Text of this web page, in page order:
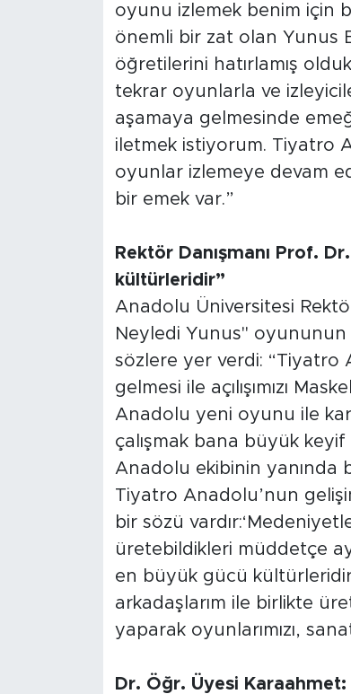
oyunu izlemek benim için
önemli bir zat olan Yunus
öğretilerini hatırlamış
tekrar oyunlarla ve
aşamaya gelmesinde
iletmek istiyorum. Tiyatro
oyunlar izlemeye devam
bir emek var.”
Rektör Danışmanı Prof.
kültürleridir”
Anadolu Üniversitesi Rektör
Neyledi Yunus" oyununun
sözlere yer verdi: “Tiyatro
gelmesi ile açılışımızı
Anadolu yeni oyunu ile
çalışmak bana büyük
Anadolu ekibinin
Tiyatro Anadolu’nun
bir sözü
üretebildikleri müddetçe
en büyük gücü
arkadaşlarım ile birlikte
yaparak oyunlarımızı,
Dr. Öğr. Üyesi